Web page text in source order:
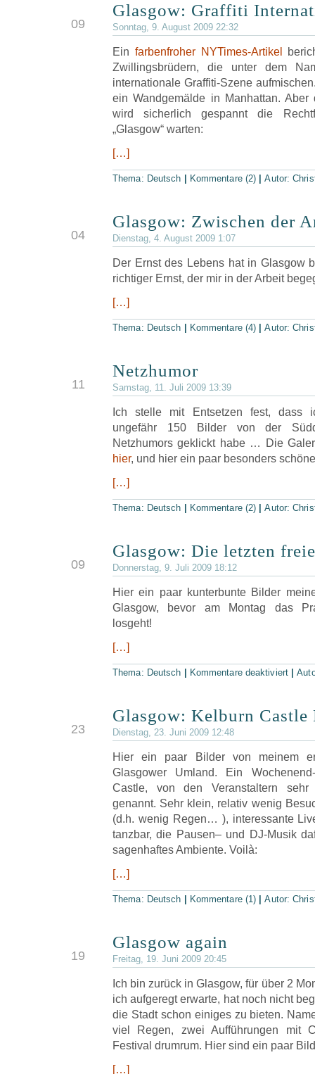
09
Glasgow: Graffiti
Sonntag, 9. August 2009 22:32
Ein farbenfroher NYTimes-Artikel
Zwillingsbrüdern, die unter dem
internationale Graffiti-Szene
ein Wandgemälde in Manhattan. Aber
wird sicherlich gespannt die
„Glasgow“ warten:
[…]
Thema: Deutsch Kommentare (2) |Autor:
04
Glasgow: Zwischen der
Dienstag, 4. August 2009 1:07
Der Ernst des Lebens hat in Glasgow
richtiger Ernst, der mir in der Arbeit
[…]
Thema: Deutsch Kommentare (4) |Autor:
11
Netzhumor
Samstag, 11. Juli 2009 13:39
Ich stelle mit Entsetzen fest, dass
ungefähr 150 Bilder von der
Netzhumors geklickt habe … Die
hier, und hier ein paar besonders
[…]
Thema: Deutsch Kommentare (2) |Autor:
09
Glasgow: Die letzten
Donnerstag, 9. Juli 2009 18:12
Hier ein paar kunterbunte Bilder
Glasgow, bevor am Montag das
losgeht!
[…]
Thema: Deutsch Kommentare deaktiviert|
23
Glasgow: Kelburn Castle
Dienstag, 23. Juni 2009 12:48
Hier ein paar Bilder von meinem
Glasgower Umland. Ein
Castle, von den Veranstaltern
genannt. Sehr klein, relativ wenig
(d.h. wenig Regen… ), interessante
tanzbar, die Pausen– und DJ-Musik
sagenhaftes Ambiente. Voilà:
[…]
Thema: Deutsch Kommentare (1) |Autor:
19
Glasgow again
Freitag, 19. Juni 2009 20:45
Ich bin zurück in Glasgow, für über 2
ich aufgeregt erwarte, hat noch nicht
die Stadt schon einiges zu bieten.
viel Regen, zwei Aufführungen mit
Festival drumrum. Hier sind ein paar
[…]